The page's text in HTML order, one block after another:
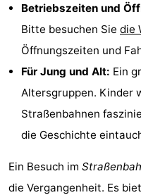
tun
Museen
Denkmäler
Kirchen
Mühlen
-
Betriebszeiten und
Bitte besuchen Sie die
Öffnungszeiten und
Für Jung und Alt: Ein
Altersgruppen. Kinder
Straßenbahnen
die Geschichte
Ein Besuch im
die Vergangenheit. Es